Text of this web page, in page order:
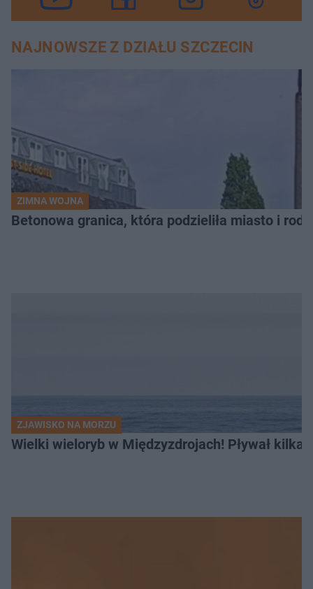
NAJNOWSZE Z DZIAŁU SZCZECIN
ZIMNA WOJNA
Betonowa granica, która podzieliła miasto i
ZJAWISKO NA MORZU
Wielki wieloryb w Międzyzdrojach! Pływał